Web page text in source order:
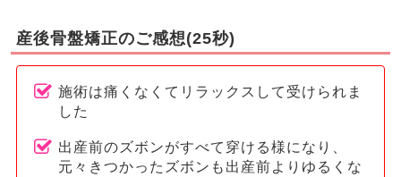
産後骨盤矯正のご感想(25秒)
施術は痛くなくてリラックスして受けられま
した
出産前のズボンがすべて穿ける様になり、
元々きつかったズボンも出産前よりゆるくな